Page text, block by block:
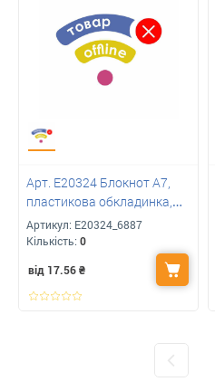
Арт. E20324 Блокнот А7,
пластикова обкладинка,
верх. спіраль з логотипом
Артикул: E20324_6887
Кількість: 0
від 17.56₴